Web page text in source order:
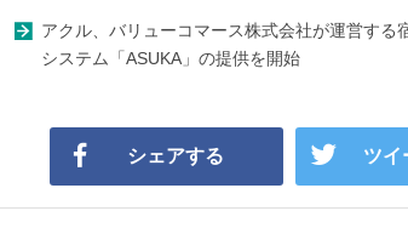
アクル、バリューコマース株式会社が運営する
システム「ASUKA」の提供を開始
シェアする ツイ